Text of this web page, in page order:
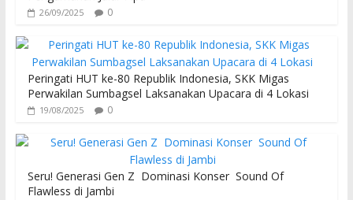
26/09/2025 0
Peringati HUT ke-80 Republik Indonesia, SKK Migas
Perwakilan Sumbagsel Laksanakan Upacara di 4 Lokasi
19/08/2025 0
Seru! Generasi Gen Z Dominasi Konser Sound Of
Flawless di Jambi